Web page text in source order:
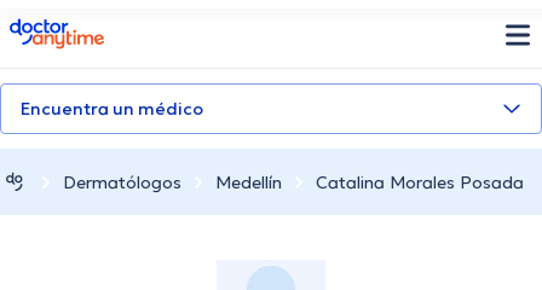
doctoranytime
Encuentra un médico
Dermatólogos Medellín Catalina Morales Posada